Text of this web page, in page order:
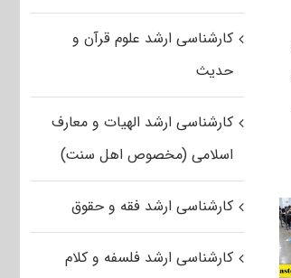
کارشناسی ارشد علوم قرآن و
حدیث
کارشناسی ارشد الهیات و معارف
اسلامی (مخصوص اهل سنت)
کارشناسی ارشد فقه و حقوق
کارشناسی ارشد فلسفه و کلام